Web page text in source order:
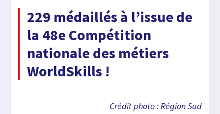
229 médaillés à l’issue de
la 48e Compétition
nationale des métiers
WorldSkills !
Crédit photo : Région Sud